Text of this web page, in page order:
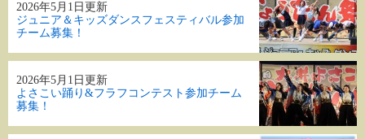
2026年5月1日更新
ジュニア＆キッズダンスフェスティバル参加
チーム募集！
2026年5月1日更新
よさこい踊り&フラフコンテスト参加チーム
募集！